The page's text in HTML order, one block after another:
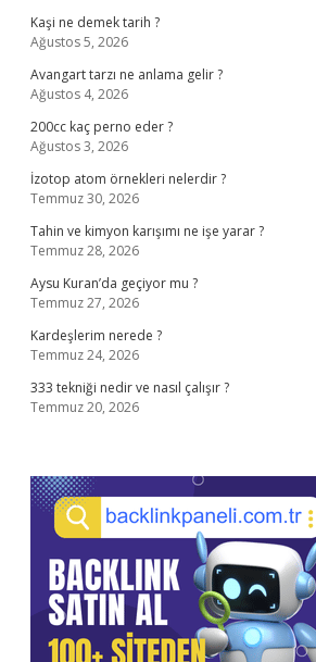
Kaşi ne demek tarih ?
Ağustos 5, 2026
Avangart tarzı ne anlama gelir ?
Ağustos 4, 2026
200cc kaç perno eder ?
Ağustos 3, 2026
İzotop atom örnekleri nelerdir ?
Temmuz 30, 2026
Tahin ve kimyon karışımı ne işe yarar ?
Temmuz 28, 2026
Aysu Kuran’da geçiyor mu ?
Temmuz 27, 2026
Kardeşlerim nerede ?
Temmuz 24, 2026
333 tekniği nedir ve nasıl çalışır ?
Temmuz 20, 2026